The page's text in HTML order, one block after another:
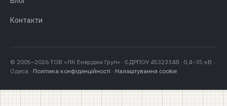
Контакти
© 2005–2026 ТОВ «ЛК Енерджи Груп» · ЄДРПОУ 45323348 · 0,4–35 кВ ·
Одеса · Політика конфіденційності · Налаштування cookie